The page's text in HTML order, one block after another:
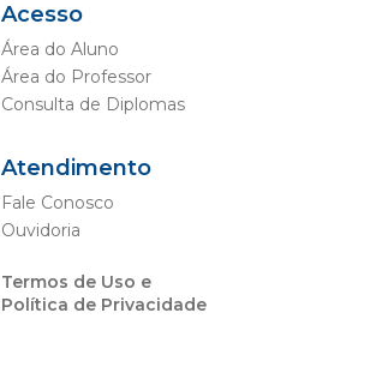
Acesso
Área do Aluno
Área do Professor
Consulta de Diplomas
Atendimento
Fale Conosco
Ouvidoria
Termos de Uso e
Política de Privacidade